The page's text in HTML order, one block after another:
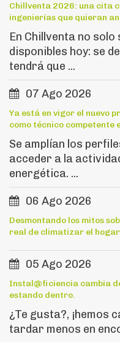
Chillventa 2026: una cita
ingenierías que quieran
En Chillventa no solo
disponibles hoy: se
tendrá que ...
07 Ago 2026
Ya está en vigor el nuevo
como técnico
Se amplían los
acceder a la
energética. ...
06 Ago 2026
Desmontando los mitos
real de climatizar el
05 Ago 2026
Instal@ficiencia cambia
estando dentro.
¿Te gusta?, ¡hemos
tardar menos en